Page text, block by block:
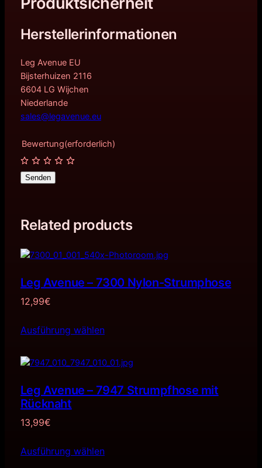
Herstellerinformationen
Leg Avenue EU
Bijsterhuizen 2116
6604 LG Wijchen
Niederlande
sales@legavenue.eu
Bewertung(erforderlich)
Senden
Related products
Leg Avenue – 7300 Nylon-Strumphose
12,99€
Ausführung wählen
Leg Avenue – 7947 Strumpfhose mit
Rücknaht
13,99€
Ausführung wählen